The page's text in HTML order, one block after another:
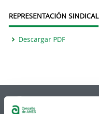
REPRESENTACIÓN SINDICAL
Descargar PDF